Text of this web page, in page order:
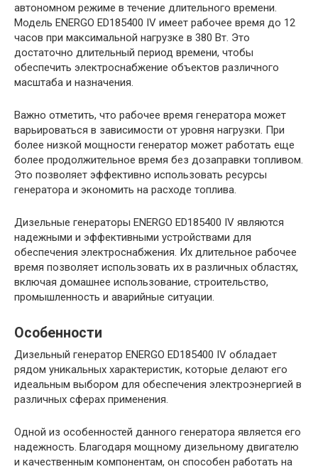
автономном режиме в течение длительного времени.
Модель ENERGO ED185400 IV имеет рабочее время до 12
часов при максимальной нагрузке в 380 Вт. Это
достаточно длительный период времени, чтобы
обеспечить электроснабжение объектов различного
масштаба и назначения.
Важно отметить, что рабочее время генератора может
варьироваться в зависимости от уровня нагрузки. При
более низкой мощности генератор может работать еще
более продолжительное время без дозаправки топливом.
Это позволяет эффективно использовать ресурсы
генератора и экономить на расходе топлива.
Дизельные генераторы ENERGO ED185400 IV являются
надежными и эффективными устройствами для
обеспечения электроснабжения. Их длительное рабочее
время позволяет использовать их в различных областях,
включая домашнее использование, строительство,
промышленность и аварийные ситуации.
Особенности
Дизельный генератор ENERGO ED185400 IV обладает
рядом уникальных характеристик, которые делают его
идеальным выбором для обеспечения электроэнергией в
различных сферах применения.
Одной из особенностей данного генератора является его
надежность. Благодаря мощному дизельному двигателю
и качественным компонентам, он способен работать на